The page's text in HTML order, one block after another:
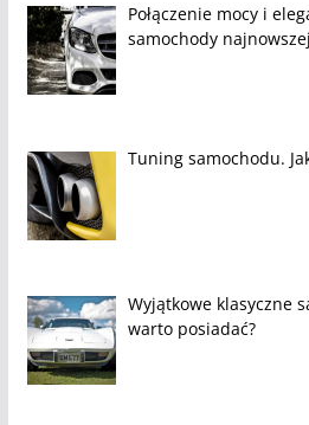
Połączenie mocy i
samochody
Tuning samochodu.
Wyjątkowe klasyczne
warto posiadać?